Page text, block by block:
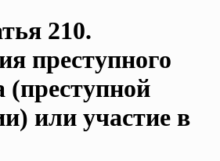
210.
преступного
(преступной
или участие в